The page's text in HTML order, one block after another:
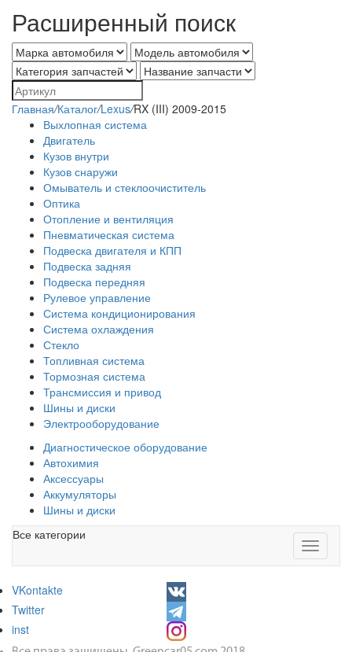
Расширенный поиск
Главная/Каталог/Lexus/RX (III) 2009-2015
Выхлопная система
Двигатель
Кузов внутри
Кузов снаружи
Омыватель и стеклоочиститель
Оптика
Отопление и вентиляция
Пневматическая система
Подвеска двигателя и КПП
Подвеска задняя
Подвеска передняя
Рулевое управление
Система кондиционирования
Система охлаждения
Стекло
Топливная система
Тормозная система
Трансмиссия и привод
Шины и диски
Электрооборудование
Диагностическое оборудование
Автохимия
Аксессуары
Аккумуляторы
Шины и диски
Toggle
Все категории
VKontakte
Twitter
inst